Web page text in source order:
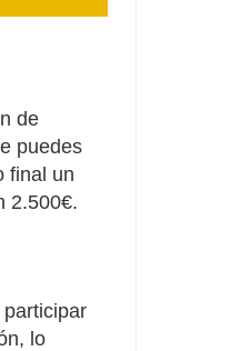
de
puedes
final un
2.500€.
lo